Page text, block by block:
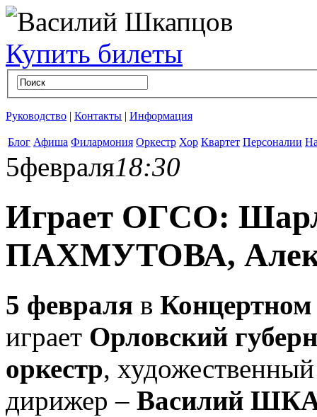
Купить билеты
Руководство | Контакты | Информация
Блог Афиша Филармония Оркестр Хор Квартет Персоналии
5февраля18:30
Играет ОГСО:
ПАХМУТОВА,
5 февраля в
играет Орловский
оркестр,
дирижер – Василий